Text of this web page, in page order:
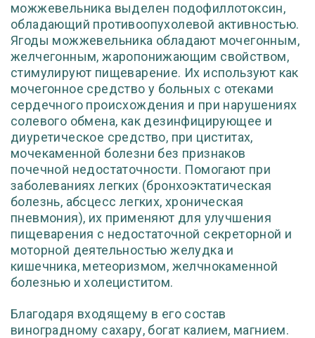
можжевельника выделен подофиллотоксин,
обладающий противоопухолевой активностью.
Ягоды можжевельника обладают мочегонным,
желчегонным, жаропонижающим свойством,
стимулируют пищеварение. Их используют как
мочегонное средство у больных с отеками
сердечного происхождения и при нарушениях
солевого обмена, как дезинфицирующее и
диуретическое средство, при циститах,
мочекаменной болезни без признаков
почечной недостаточности. Помогают при
заболеваниях легких (бронхоэктатическая
болезнь, абсцесс легких, хроническая
пневмония), их применяют для улучшения
пищеварения с недостаточной секреторной и
моторной деятельностью желудка и
кишечника, метеоризмом, желчнокаменной
болезнью и холециститом.
Благодаря входящему в его состав
виноградному сахару, богат калием, магнием.